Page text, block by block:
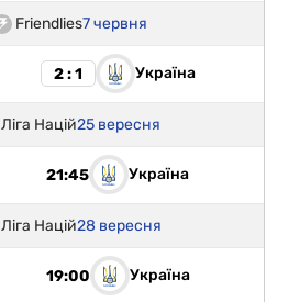
Friendlies7 червня
2 : 1 Україна
Ліга Націй25 вересня
21:45 Україна
Ліга Націй28 вересня
19:00 Україна